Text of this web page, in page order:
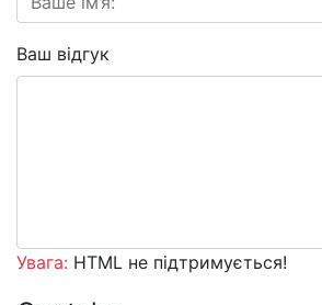
Ваш відгук
Увага: HTML не підтримується!